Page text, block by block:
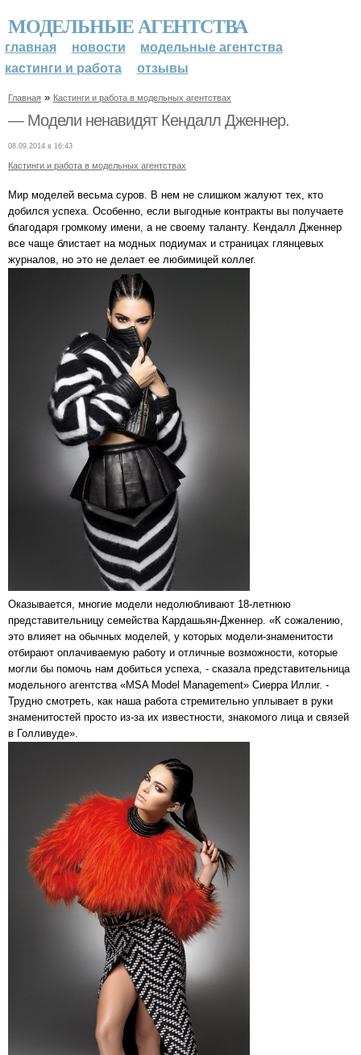
МОДЕЛЬНЫЕ АГЕНТСТВА
главная новости
модельные агентства
кастинги и работа
отзывы
Главная » Кастинги и работа в модельных агентствах
— Модели ненавидят Кендалл Дженнер.
08.09.2014 в 16:43
Кастинги и работа в модельных агентствах
Мир моделей весьма суров. В нем не слишком жалуют тех, кто
добился успеха. Особенно, если выгодные контракты вы получаете
благодаря громкому имени, а не своему таланту. Кендалл Дженнер
все чаще блистает на модных подиумах и страницах глянцевых
журналов, но это не делает ее любимицей коллег.
Оказывается, многие модели недолюбливают 18-летнюю
представительницу семейства Кардашьян-Дженнер. «К сожалению,
это влияет на обычных моделей, у которых модели-знаменитости
отбирают оплачиваемую работу и отличные возможности, которые
могли бы помочь нам добиться успеха, - сказала представительница
модельного агентства «MSA Model Management» Сиерра Иллиг. -
Трудно смотреть, как наша работа стремительно уплывает в руки
знаменитостей просто из-за их известности, знакомого лица и связей
в Голливуде».